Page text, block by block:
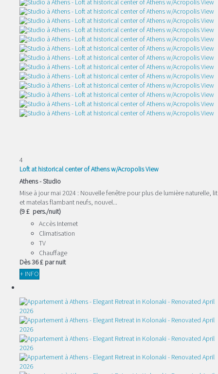
4
Loft at historical center of Athens w/Acropolis View
Athens -Studio
Mise à jour mai 2024 : Nouvelle fenêtre pour plus de lumière naturelle, lit
et matelas flambant neufs, nouvel...
(9 £ pers./nuit)
Accès Internet
Climatisation
TV
Chauffage
Dès36 £ par nuit
+ INFO